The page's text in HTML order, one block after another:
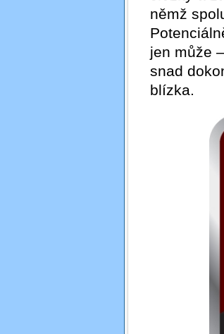
němž
jen může
snad
blízka.